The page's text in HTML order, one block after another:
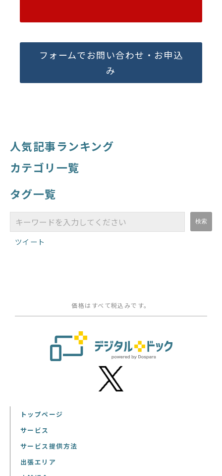
フォームでお問い合わせ・お申込
み
人気記事ランキング
カテゴリ一覧
タグ一覧
ツイート
価格はすべて税込みです。
トップページ
サービス
サービス提供方法
出張エリア